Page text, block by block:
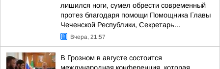
лишился ноги, сумел обрести современный
протез благодаря помощи Помощника Главы
Чеченской Республики, Секретарь...
Вчера, 21:57
В Грозном в августе состоится